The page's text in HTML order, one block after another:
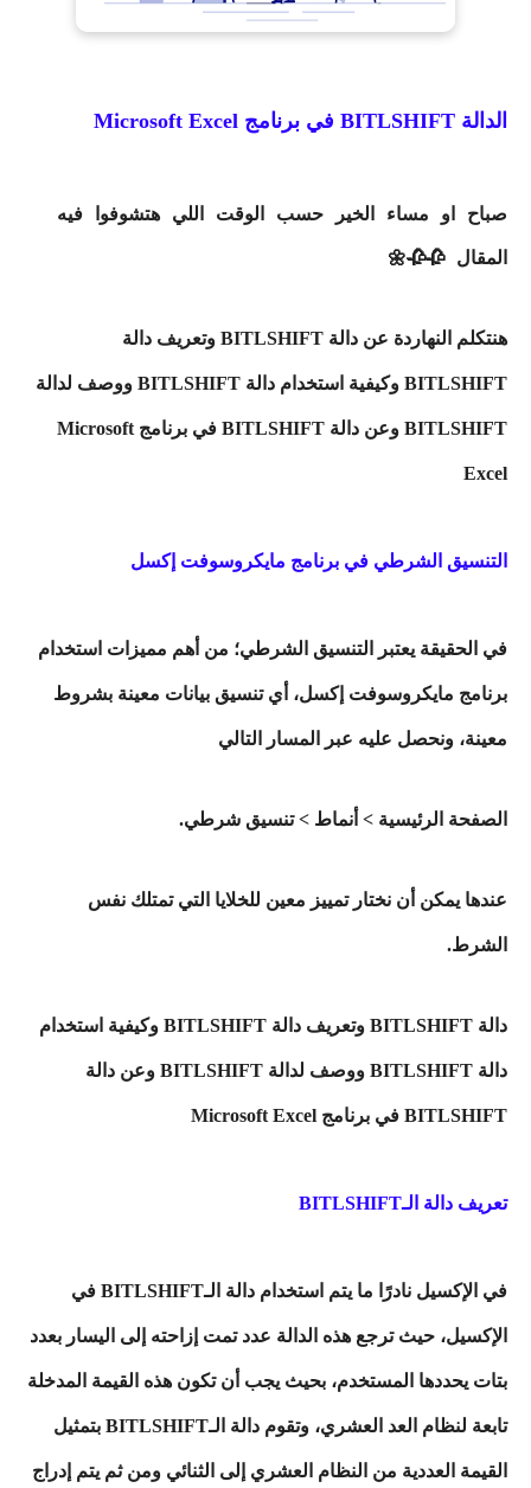
الدالة BITLSHIFT في برنامج Microsoft Excel
صباح او مساء الخير حسب الوقت اللي هتشوفوا فيه
المقال 🥀🥀🌼
هنتكلم النهاردة عن دالة BITLSHIFT وتعريف دالة
BITLSHIFT وكيفية استخدام دالة BITLSHIFT ووصف لدالة
BITLSHIFT وعن دالة BITLSHIFT في برنامج Microsoft
Excel
التنسيق الشرطي في برنامج مايكروسوفت إكسل
في الحقيقة يعتبر التنسيق الشرطي؛ من أهم مميزات استخدام
برنامج مايكروسوفت إكسل، أي تنسيق بيانات معينة بشروط
معينة، ونحصل عليه عبر المسار التالي
الصفحة الرئيسية > أنماط > تنسيق شرطي.
عندها يمكن أن نختار تمييز معين للخلايا التي تمتلك نفس
الشرط.
دالة BITLSHIFT وتعريف دالة BITLSHIFT وكيفية استخدام
دالة BITLSHIFT ووصف لدالة BITLSHIFT وعن دالة
BITLSHIFT في برنامج Microsoft Excel
تعريف دالة الـBITLSHIFT
في الإكسيل نادرًا ما يتم استخدام دالة الـBITLSHIFT في
الإكسيل، حيث ترجع هذه الدالة عدد تمت إزاحته إلى اليسار بعدد
بتات يحددها المستخدم، بحيث يجب أن تكون هذه القيمة المدخلة
تابعة لنظام العد العشري، وتقوم دالة الـBITLSHIFT بتمثيل
القيمة العددية من النظام العشري إلى الثنائي ومن ثم يتم إدراج